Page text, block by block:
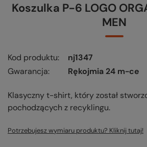
Koszulka P-6 LOGO
MEN
Kod produktu
nj1347
Gwarancja
Rękojmia 24 m-ce
Klasyczny t-shirt, który został
pochodzących z recyklingu.
Potrzebujesz wymiaru produktu? Kliknij tutaj!